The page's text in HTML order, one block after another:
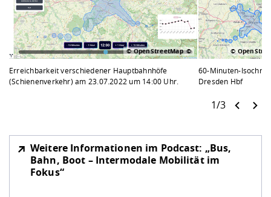
© OpenStreetMap
Erreichbarkeit verschiedener Hauptbahnhöfe
(Schienenverkehr) am 23.07.2022 um 14:00 Uhr.
©
60-Minuten-
Dresden Hbf
1/3
Weitere Informationen im Podcast: „Bus,
Bahn, Boot – Intermodale Mobilität im
Fokus“